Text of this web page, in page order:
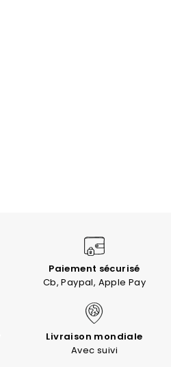
Paiement sécurisé
Cb, Paypal, Apple Pay
Livraison mondiale
Avec suivi